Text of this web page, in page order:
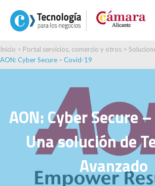
Inicio > Portal servicios, comercio y otros >
AON: Cyber Secure – Covid-19
AON: Cyber Secure
Una solución de
Avanzado